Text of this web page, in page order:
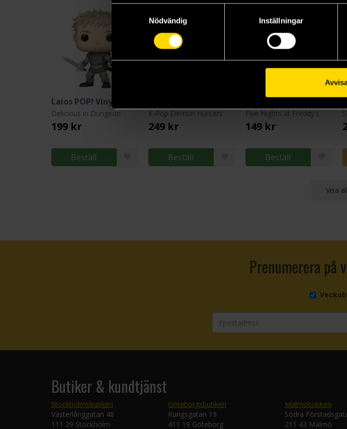
Nödvändig
Inställningar
Delicious in Dungeon
199 kr
Beställ
K-Pop Demon Hunters
249 kr
Beställ
Five Nights at Freddy's
149 kr
Beställ
Visa
Prenumerera på
Butiker & kundtjänst
Stockholmsbutiken
Västerlånggatan 48
111 29 Stockholm
Göteborgsbutiken
Kungsgatan 19
411 19 Göteborg
Malmöbutiken
Södra
211 43 Malmö